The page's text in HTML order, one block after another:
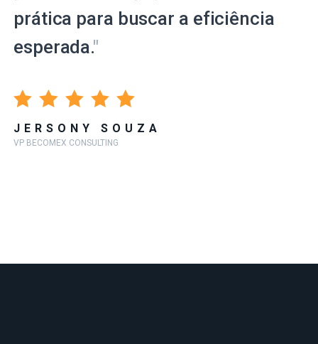
prática para buscar a eficiência
esperada."
JERSONY SOUZA
VP BECOMEX CONSULTING